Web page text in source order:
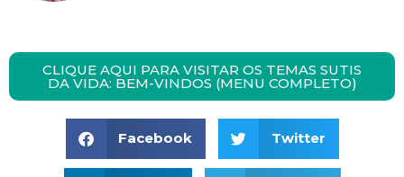
CLIQUE AQUI PARA VISITAR OS TEMAS SUTIS
DA VIDA: BEM-VINDOS (MENU COMPLETO)
Facebook Twitter